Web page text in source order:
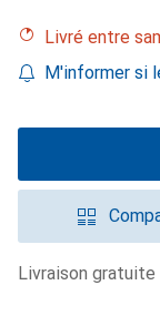
Livré entre
M'informer si
livraison gratuite